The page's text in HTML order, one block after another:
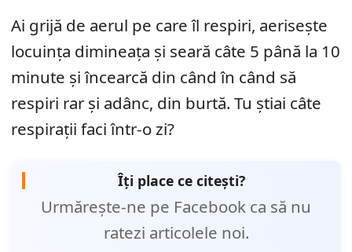
Ai grijă de aerul pe care îl respiri, aerisește
locuința dimineața și seară câte 5 până la 10
minute și încearcă din când în când să
respiri rar și adânc, din burtă. Tu știai câte
respirații faci într-o zi?
Îți place ce citești?
Urmărește-ne pe Facebook ca să nu
ratezi articolele noi.